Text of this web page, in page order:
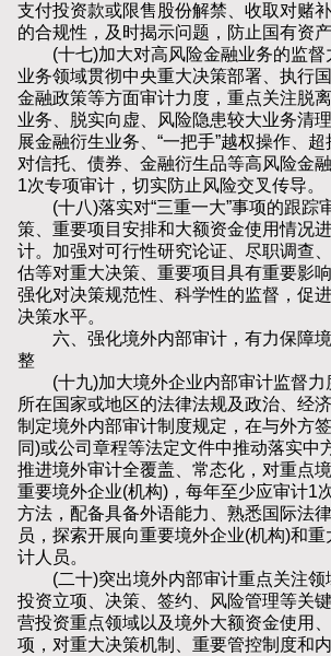
支付投资款或限售股份解禁、收取对赌
的合规性，及时揭示问题，防止国有资产
(十七)加大对高风险金融业务的监督
业务领域贯彻中央重大决策部署、执行
金融政策等方面审计力度，重点关注脱
业务、脱实向虚、风险隐患较大业务清
展金融衍生业务、“一把手”越权操作、超
对信托、债券、金融衍生品等高风险金
1次专项审计，切实防止风险交叉传导。
(十八)落实对“三重一大”事项的跟踪
策、重要项目安排和大额资金使用情况
计。加强对可行性研究论证、尽职调查
估等对重大决策、重要项目具有重要影
强化对决策规范性、科学性的监督，促
决策水平。
六、强化境外内部审计，有力保障境
整
(十九)加大境外企业内部审计监督力
所在国家或地区的法律法规及政治、经
制定境外内部审计制度规定，在与外方
同)或公司章程等法定文件中推动落实中
推进境外审计全覆盖、常态化，对重点
重要境外企业(机构)，每年至少应审计1
方法，配备具备外语能力、熟悉国际法
员，探索开展向重要境外企业(机构)和
计人员。
(二十)突出境外内部审计重点关注领
投资立项、决策、签约、风险管理等关
营投资重点领域以及境外大额资金使用
项，对重大决策机制、重要管控制度和